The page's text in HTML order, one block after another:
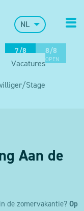
NL
7/8
OPEN
8/8
OPEN
Vacatures
Stage
Aan de
de zomervakantie? Op